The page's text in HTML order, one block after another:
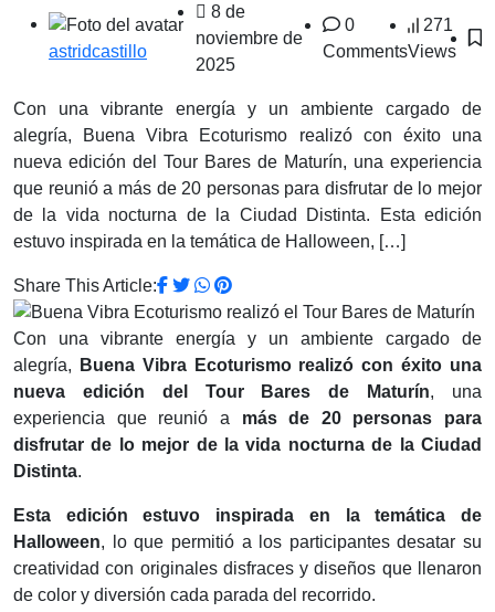
astridcastillo
8 de
noviembre de
2025
0
Comments
271
Views
Con una vibrante energía y un ambiente cargado de
alegría, Buena Vibra Ecoturismo realizó con éxito una
nueva edición del Tour Bares de Maturín, una experiencia
que reunió a más de 20 personas para disfrutar de lo mejor
de la vida nocturna de la Ciudad Distinta. Esta edición
estuvo inspirada en la temática de Halloween, […]
Share This Article:
Con una vibrante energía y un ambiente cargado de
alegría,
Buena Vibra Ecoturismo realizó con éxito una
nueva edición del Tour Bares de Maturín, una
experiencia que reunió a más de 20 personas para
disfrutar de lo mejor de la vida nocturna de la Ciudad
Distinta.
Esta edición estuvo inspirada en la temática de
Halloween, lo que permitió a los participantes desatar su
creatividad con originales disfraces y diseños que llenaron
de color y diversión cada parada del recorrido.